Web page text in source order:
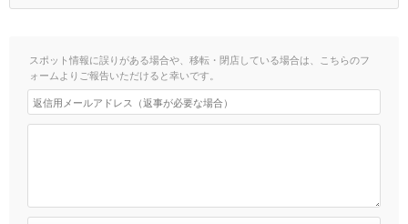
スポット情報に誤りがある場合や、移転・閉店している場合は、こちらのフ
ォームよりご報告いただけると幸いです。